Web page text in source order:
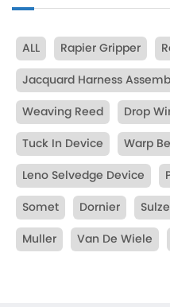
ALL Rapier Gripper
Jacquard Harness
Weaving Reed
Drop
Tuck In Device
Warp
Leno Selvedge Device
Somet
Dornier
Muller
Van De Wiele